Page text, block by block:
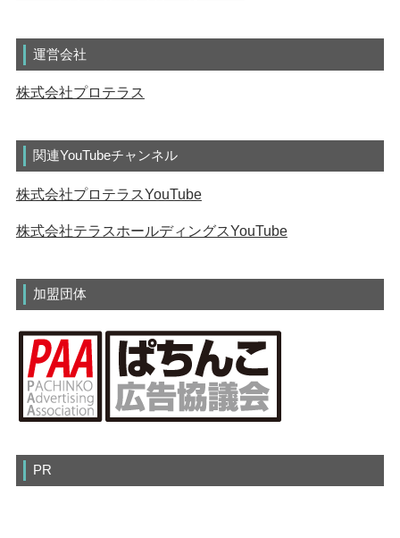
運営会社
株式会社プロテラス
関連YouTubeチャンネル
株式会社プロテラスYouTube
株式会社テラスホールディングスYouTube
加盟団体
PR